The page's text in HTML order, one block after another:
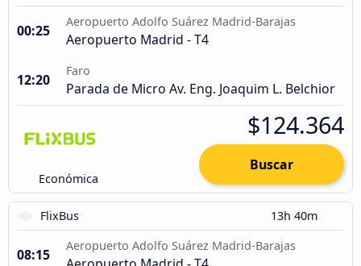
00:25
Aeropuerto Adolfo Suárez Madrid-Barajas
Aeropuerto Madrid - T4
12:20
Faro
Parada de Micro Av. Eng. Joaquim L. Belchior
Económica
$124.364
Buscar
FlixBus 13h 40m
08:15
Aeropuerto Adolfo Suárez Madrid-Barajas